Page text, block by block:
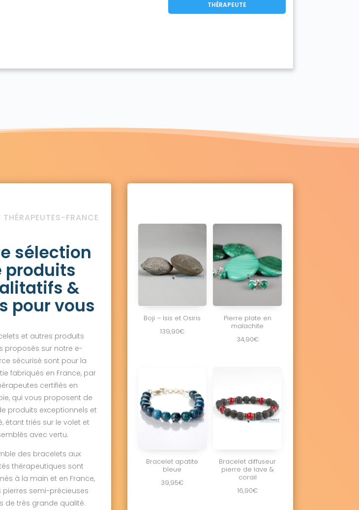
THÉRAPEUTE
FRANCE
sélection
produits
&
pour vous
et autres produits
proposés sur notre e-
sécurisé sont pour la
fabriqués en France, par
certifiés en
qui vous proposent de
produits exceptionnels et
étant triés sur le volet et
avec vertu.
des bracelets aux
thérapeutiques sont
à la main et en France,
pierres semi-précieuses
de très grande qualité.
Boji – Isis et Osiris
139,90€
Pierre plate en
malachite
34,90€
Bracelet apatite
bleue
39,95€
Bracelet diffuseur
pierre de lave &
corail
16,90€